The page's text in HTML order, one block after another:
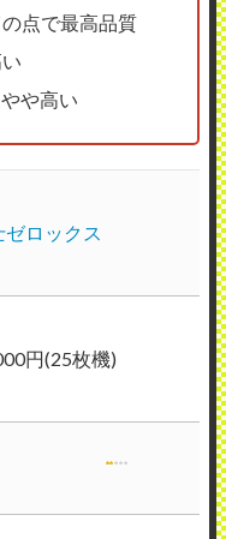
点で最高品質
や高い
ゼロックス
円(25枚機)